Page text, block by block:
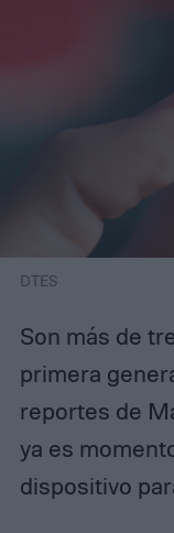
DTES
Son más de
primera
reportes de
ya es
dispositivo